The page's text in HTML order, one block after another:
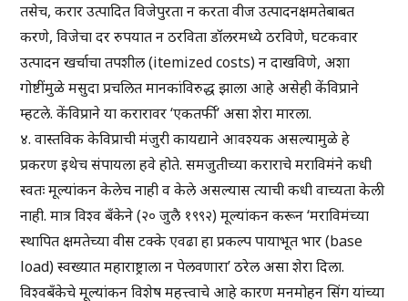
तसेच, करार उत्पादित विजेपुरता न करता वीज उत्पादनक्षमतेबाबत
करणे, विजेचा दर रुपयात न ठरविता डॉलरमध्ये ठरविणे, घटकवार
उत्पादन खर्चाचा तपशील (itemized costs) न दाखविणे, अशा
गोष्टींमुळे मसुदा प्रचलित मानकांविरुद्ध झाला आहे असेही केंविप्राने
म्हटले. केंविप्राने या करारावर ‘एकतर्फी’ असा शेरा मारला.
४. वास्तविक केविप्राची मंजुरी कायद्याने आवश्यक असल्यामुळे हे
प्रकरण इथेच संपायला हवे होते. समजुतीच्या कराराचे मराविमंने कधी
स्वतः मूल्यांकन केलेच नाही व केले असल्यास त्याची कधी वाच्यता केली
नाही. मात्र विश्व बँकेने (२० जुलै १९९२) मूल्यांकन करून ‘मराविमंच्या
स्थापित क्षमतेच्या वीस टक्के एवढा हा प्रकल्प पायाभूत भार (base
load) स्वख्यात महाराष्ट्राला न पेलवणारा’ ठरेल असा शेरा दिला.
विश्वबँकेचे मूल्यांकन विशेष महत्त्वाचे आहे कारण मनमोहन सिंग यांच्या